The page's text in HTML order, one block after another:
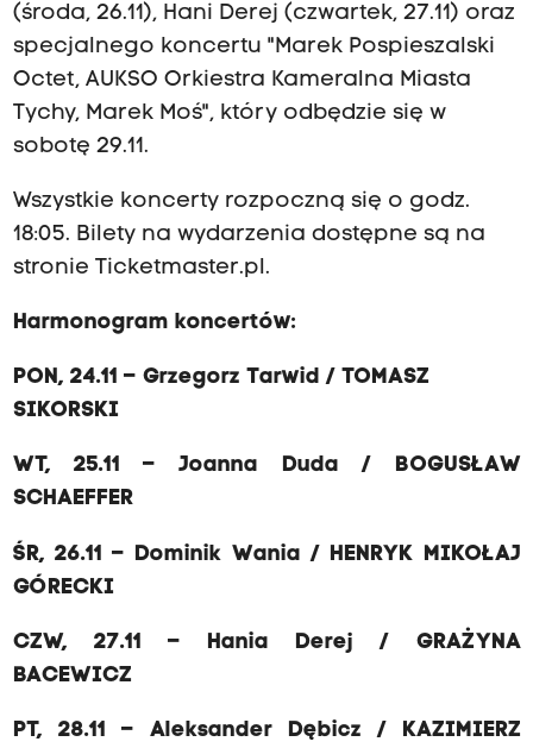
(środa, 26.11), Hani Derej (czwartek, 27.11) oraz
specjalnego koncertu "Marek Pospieszalski
Octet, AUKSO Orkiestra Kameralna Miasta
Tychy, Marek Moś", który odbędzie się w
sobotę 29.11.
Wszystkie koncerty rozpoczną się o godz.
18:05. Bilety na wydarzenia dostępne są na
stronie Ticketmaster.pl.
Harmonogram koncertów:
PON, 24.11 – Grzegorz Tarwid / TOMASZ
SIKORSKI
WT, 25.11 – Joanna Duda / BOGUSŁAW
SCHAEFFER
ŚR, 26.11 – Dominik Wania / HENRYK MIKOŁAJ
GÓRECKI
CZW, 27.11 – Hania Derej / GRAŻYNA
BACEWICZ
PT, 28.11 – Aleksander Dębicz / KAZIMIERZ